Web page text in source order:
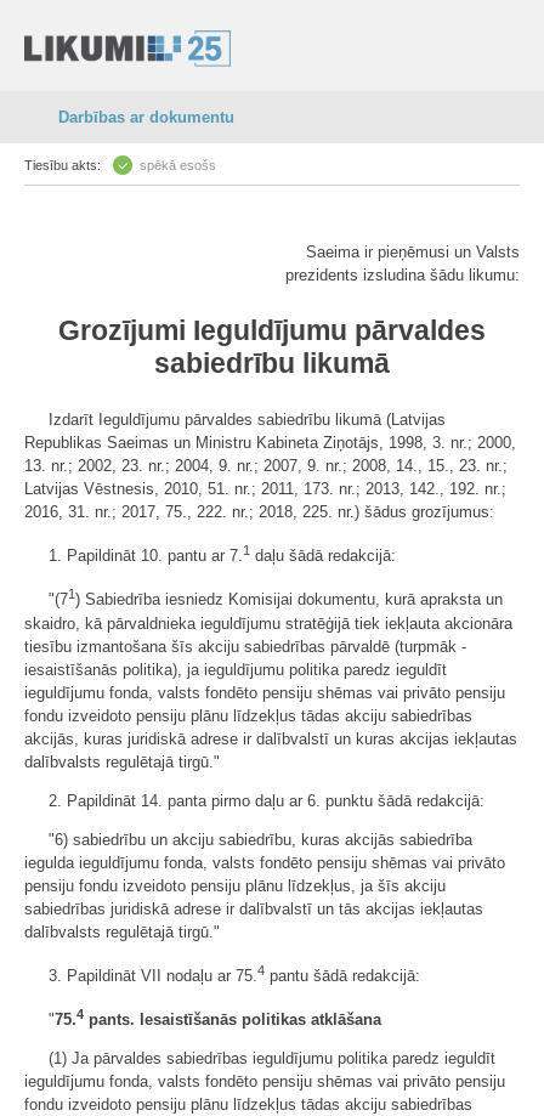
Darbības ar dokumentu
Tiesību akts: spēkā esošs
Saeima ir pieņēmusi un Valsts
prezidents izsludina šādu likumu:
Grozījumi Ieguldījumu pārvaldes
sabiedrību likumā
Izdarīt Ieguldījumu pārvaldes sabiedrību likumā (Latvijas
Republikas Saeimas un Ministru Kabineta Ziņotājs, 1998, 3. nr.; 2000,
13. nr.; 2002, 23. nr.; 2004, 9. nr.; 2007, 9. nr.; 2008, 14., 15., 23. nr.;
Latvijas Vēstnesis, 2010, 51. nr.; 2011, 173. nr.; 2013, 142., 192. nr.;
2016, 31. nr.; 2017, 75., 222. nr.; 2018, 225. nr.) šādus grozījumus:
1. Papildināt 10. pantu ar 7.1 daļu šādā redakcijā:
"(71 ) Sabiedrība iesniedz Komisijai dokumentu, kurā apraksta un
skaidro, kā pārvaldnieka ieguldījumu stratēģijā tiek iekļauta akcionāra
tiesību izmantošana šīs akciju sabiedrības pārvaldē (turpmāk -
iesaistīšanās politika), ja ieguldījumu politika paredz ieguldīt
ieguldījumu fonda, valsts fondēto pensiju shēmas vai privāto pensiju
fondu izveidoto pensiju plānu līdzekļus tādas akciju sabiedrības
akcijās, kuras juridiskā adrese ir dalībvalstī un kuras akcijas iekļautas
dalībvalsts regulētajā tirgū."
2. Papildināt 14. panta pirmo daļu ar 6. punktu šādā redakcijā:
"6) sabiedrību un akciju sabiedrību, kuras akcijās sabiedrība
iegulda ieguldījumu fonda, valsts fondēto pensiju shēmas vai privāto
pensiju fondu izveidoto pensiju plānu līdzekļus, ja šīs akciju
sabiedrības juridiskā adrese ir dalībvalstī un tās akcijas iekļautas
dalībvalsts regulētajā tirgū."
3. Papildināt VII nodaļu ar 75. 4 pantu šādā redakcijā:
"75.4 pants. Iesaistīšanās politikas atklāšana
(1) Ja pārvaldes sabiedrības ieguldījumu politika paredz ieguldīt
ieguldījumu fonda, valsts fondēto pensiju shēmas vai privāto pensiju
fondu izveidoto pensiju plānu līdzekļus tādas akciju sabiedrības